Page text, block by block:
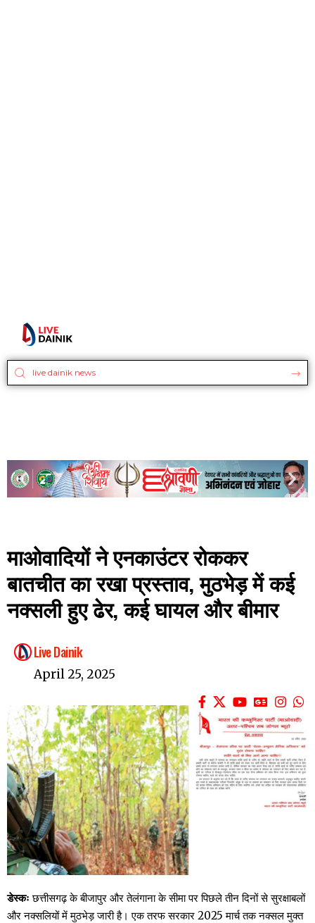
माओवादियों ने एनकाउंटर रोककर
बातचीत का रखा प्रस्ताव, मुठभेड़ में कई
नक्सली हुए ढेर, कई घायल और बीमार
Live Dainik
April 25, 2025
डेस्कः छत्तीसगढ़ के बीजापुर और तेलंगाना के सीमा पर पिछले तीन दिनों से सुरक्षाबलों
और नक्सलियों में मुठभेड़ जारी है। एक तरफ सरकार 2025 मार्च तक नक्सल मुक्त